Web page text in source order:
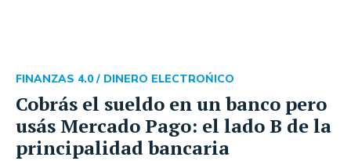
Cobrás el sueldo en un banco pero
usás Mercado Pago: el lado B de la
principalidad bancaria
FINANZAS 4.0 / DINERO ELECTROŃICO